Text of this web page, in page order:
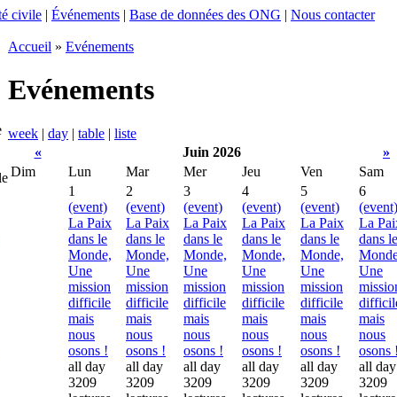
civile | Événements | Base de données des ONG | Nous contacter
Accueil » Evénements
Evénements
week | day | table | liste
«
Juin 2026
»
Dim
Lun Mar Mer Jeu Ven
Sam
1
(event)
La Paix
dans le
Monde,
Une
mission
difficile
mais
nous
osons !
all day
3209
2
(event)
La Paix
dans le
Monde,
Une
mission
difficile
mais
nous
osons !
all day
3209
3
(event)
La Paix
dans le
Monde,
Une
mission
difficile
mais
nous
osons !
all day
3209
4
(event)
La Paix
dans le
Monde,
Une
mission
difficile
mais
nous
osons !
all day
3209
5
(event)
La Paix
dans le
Monde,
Une
mission
difficile
mais
nous
osons !
all day
3209
6
(event)
La
dans le
Une
mais
nous
osons !
all day
3209